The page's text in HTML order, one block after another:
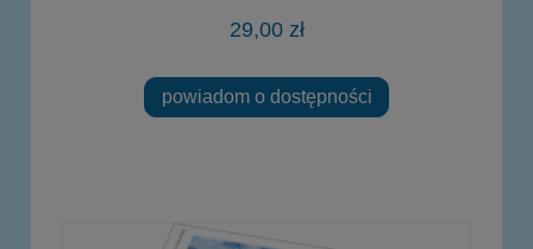
29,00 zł
powiadom o dostępności